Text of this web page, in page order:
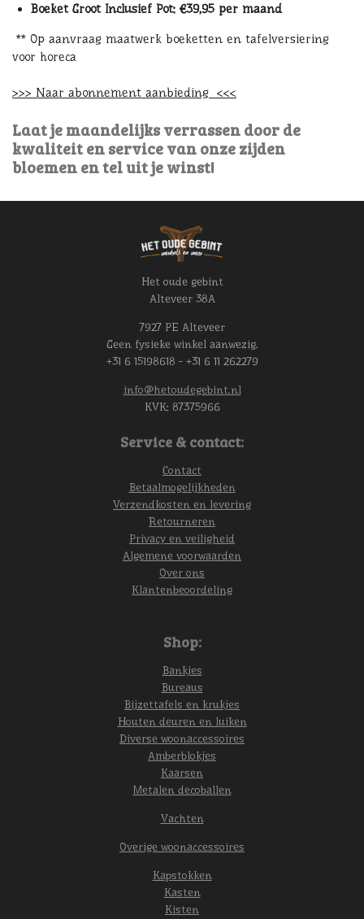
Boeket Groot Inclusief Pot: €39,95 per maand
** Op aanvraag maatwerk boeketten en tafelversiering
voor horeca
>>> Naar abonnement aanbieding <<<
Laat je maandelijks verrassen door de
kwaliteit en service van onze zijden
bloemen en tel uit je winst!
Het oude gebint
Alteveer 38A
7927 PE Alteveer
Geen fysieke winkel aanwezig.
+31 6 15198618 - +31 6 11 262279
info@hetoudegebint.nl
KVK: 87375966
Service & contact:
Contact
Betaalmogelijkheden
Verzendkosten en levering
Retourneren
Privacy en veiligheid
Algemene voorwaarden
Over ons
Klantenbeoordeling
Shop:
Bankjes
Bureaus
Bijzettafels en krukjes
Houten deuren en luiken
Diverse woonaccessoires
Amberblokjes
Kaarsen
Metalen decoballen
Vachten
Overige woonaccessoires
Kapstokken
Kasten
Kisten